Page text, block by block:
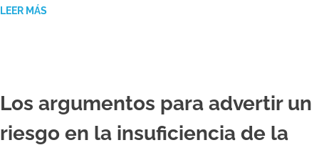
LEER MÁS
Los argumentos para advertir un
riesgo en la insuficiencia de la